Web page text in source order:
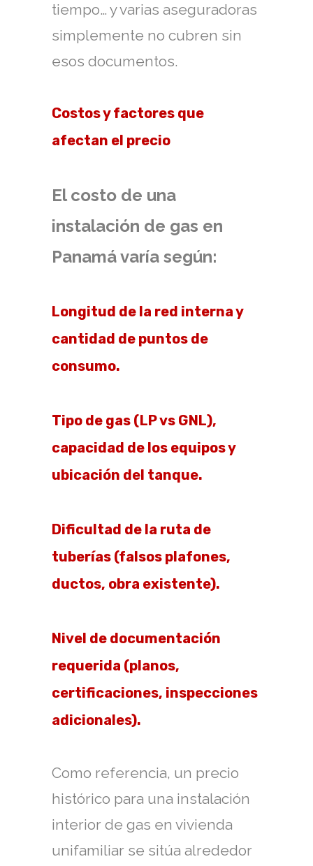
tiempo… y varias aseguradoras
simplemente no cubren sin
esos documentos.
Costos y factores que
afectan el precio
El costo de una
instalación de gas en
Panamá varía según:
Longitud de la red interna y
cantidad de puntos de
consumo.
Tipo de gas (LP vs GNL),
capacidad de los equipos y
ubicación del tanque.
Dificultad de la ruta de
tuberías (falsos plafones,
ductos, obra existente).
Nivel de documentación
requerida (planos,
certificaciones, inspecciones
adicionales).
Como referencia, un precio
histórico para una instalación
interior de gas en vivienda
unifamiliar se sitúa alrededor